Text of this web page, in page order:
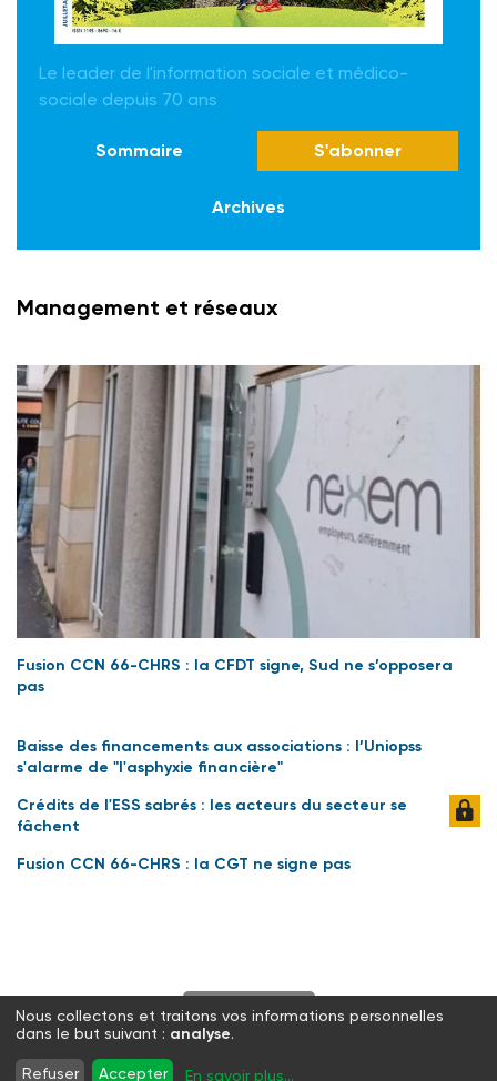
Le leader de l'information sociale et médico-
sociale depuis 70 ans
Sommaire S'abonner
Archives
Management et réseaux
Fusion CCN 66-CHRS : la CFDT signe, Sud ne s’opposera
pas
Baisse des financements aux associations : l’Uniopss
s'alarme de "l'asphyxie financière"
Crédits de l'ESS sabrés : les acteurs du secteur se
fâchent
Fusion CCN 66-CHRS : la CGT ne signe pas
S'abonner
Twitter Facebook
WhatsApp
Nous collectons et traitons vos informations personnelles
dans le but suivant : analyse.
Refuser Accepter En savoir plus...